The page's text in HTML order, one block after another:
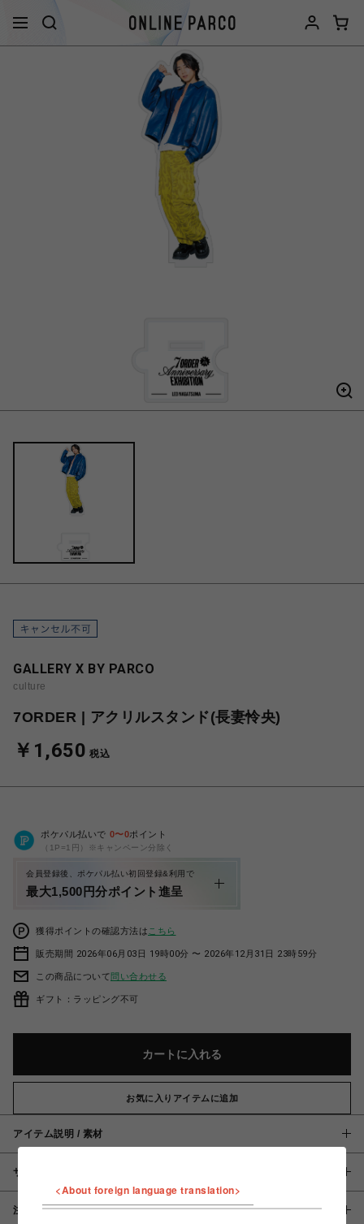
GALLERY X BY PARCO
culture
7ORDER | アクリルスタンド(長妻怜央)
￥1,650 税込
ポケパル払いで 0〜0ポイント
（1P=1円）※キャンペーン分除く
会員登録後、ポケパル払い初回登録&利用で
最大1,500円分ポイント進呈
獲得ポイントの確認方法は こちら
販売期間 2026年06月03日 19時00分 〜 2026年12月31日 23時59分
この商品について問い合わせる
ギフト：ラッピング不可
カートに入れる
お気に入りアイテムに追加
アイテム説明 / 素材
サイズ
注意事項
<About foreign language translation>